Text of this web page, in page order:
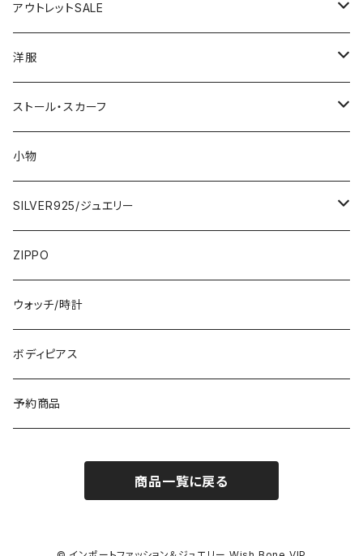
アウトレットSALE
1000円
2000円
3000円
5000円
7000円
洋服
インポートワンピース
ロング・マキシ
ひざ・ミディ
トップス・カーディガン・アウター
カーディガン
イタリア製ジャケット
スカート・パンツ
ストール・スカーフ
大判ストール・ロングスカーフ
小さめスカーフ
コットンストール・スカーフ
冬物・マフラー
小物
SILVER925/ジュエリー
指輪・リング
ネックレス・ペンダントトップ
ピアス・イヤリング
ブレスレット・バングル
ZIPPO
ウォッチ/時計
ボディピアス
予約商品
商品一覧に戻る